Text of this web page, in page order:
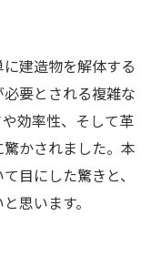
建造物を解体する
要とされる複雑な
効率性、そして革
かされました。本
目にした驚きと、
思います。